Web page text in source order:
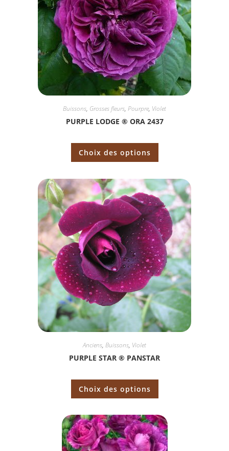
Buissons, Grosses fleurs, Pourpre, Violet
PURPLE LODGE ® ORA 2437
Choix des options
Anciens, Buissons, Violet
PURPLE STAR ® PANSTAR
Choix des options